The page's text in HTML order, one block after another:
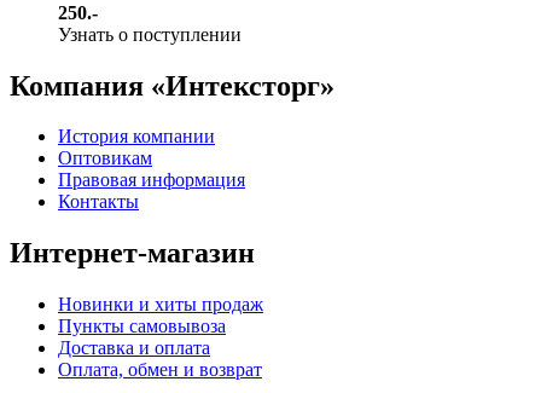
250.-
Узнать о поступлении
Компания «Интексторг»
История компании
Оптовикам
Правовая информация
Контакты
Интернет-магазин
Новинки и хиты продаж
Пункты самовывоза
Доставка и оплата
Оплата, обмен и возврат